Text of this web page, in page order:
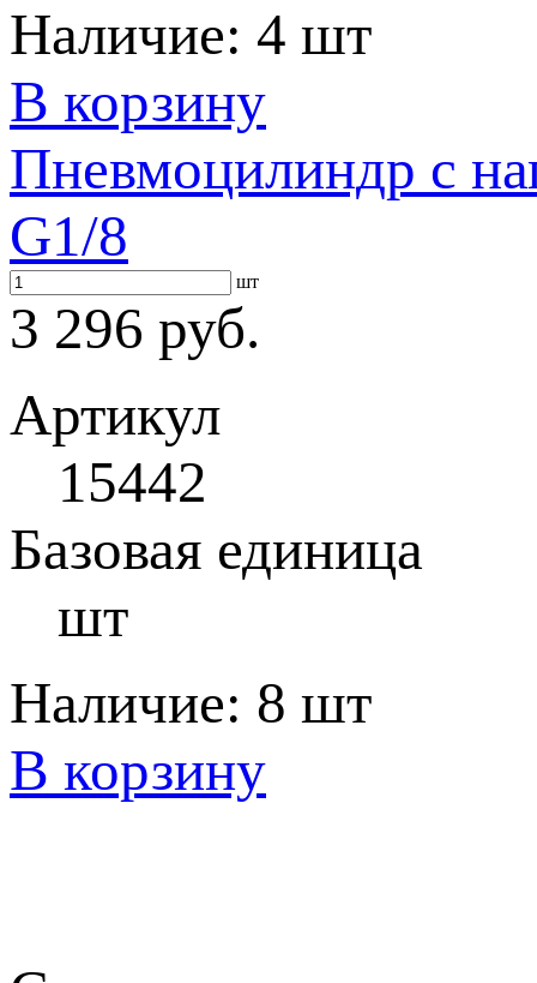
Наличие: 4 шт
В корзину
Пневмоцилиндр с
G1/8
шт
3 296 руб.
Артикул
15442
Базовая единица
шт
Наличие: 8 шт
В корзину